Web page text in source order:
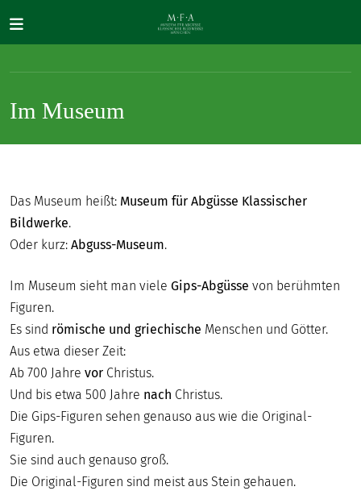
SUCHE
Main navigation
ANTIKE
FÜR
ALLE
DIGITAL
Im Museum
Das Museum heißt: Museum für Abgüsse Klassischer
Bildwerke.
Oder kurz: Abguss-Museum.
Im Museum sieht man viele Gips-Abgüsse von berühmten
Figuren.
Es sind römische und griechische Menschen und Götter.
Aus etwa dieser Zeit:
Ab 700 Jahre vor Christus.
Und bis etwa 500 Jahre nach Christus.
Die Gips-Figuren sehen genauso aus wie die Original-
Figuren.
Sie sind auch genauso groß.
Die Original-Figuren sind meist aus Stein gehauen.